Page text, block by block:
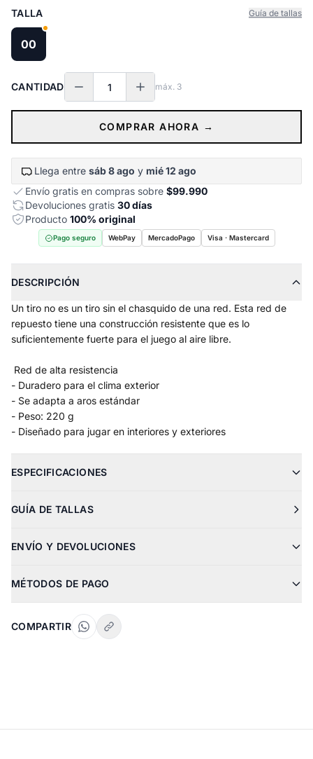
TALLA Guía de tallas
00
CANTIDAD máx. 3
COMPRAR AHORA →
Llega entre sáb 8 ago y mié 12 ago
Envío gratis en compras sobre $99.990
Devoluciones gratis 30 días
Producto 100% original
Pago seguro WebPay MercadoPago Visa · Mastercard
DESCRIPCIÓN
Un tiro no es un tiro sin el chasquido de una red. Esta red de
repuesto tiene una construcción resistente que es lo
suficientemente fuerte para el juego al aire libre.
Red de alta resistencia
- Duradero para el clima exterior
- Se adapta a aros estándar
- Peso: 220 g
- Diseñado para jugar en interiores y exteriores
ESPECIFICACIONES
GUÍA DE TALLAS
ENVÍO Y DEVOLUCIONES
MÉTODOS DE PAGO
COMPARTIR